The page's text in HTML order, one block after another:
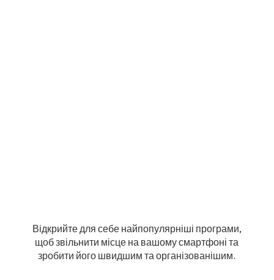
Відкрийте для себе найпопулярніші програми,
щоб звільнити місце на вашому смартфоні та
зробити його швидшим та організованішим.